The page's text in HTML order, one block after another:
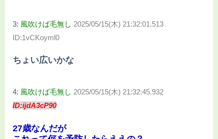
3: 風吹けば毛無し 2025/05/15(木) 21:32:01.513
ID:1vCKoyml0
ちょい広いかな
4: 風吹けば毛無し 2025/05/15(木) 21:32:45.932
ID:ijdA3cP90
27歳なんだが